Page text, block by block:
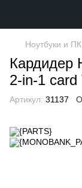
Ноутбуки и ПК
Кардидер
2-in-1
Артикул: 31137